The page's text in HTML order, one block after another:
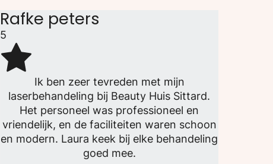
Rafke peters
5
Ik ben zeer tevreden met mijn
laserbehandeling bij Beauty Huis Sittard.
Het personeel was professioneel en
vriendelijk, en de faciliteiten waren schoon
en modern. Laura keek bij elke behandeling
goed mee.